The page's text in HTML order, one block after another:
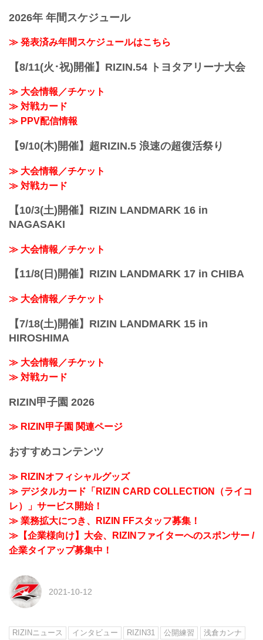
予定時間が前後することがありますので
会場
≫ Googleマップで見る
MMにて開催されるYogibo presents
17LIVEで生配信することが決定したぞ！
公開練習の様子はRIZIN FF 公式アカウン
トから生配信され、選手への質疑応答も
行われる予定だ！選手へ質疑の際に、ラ
スケジュール更新情報
10/9更新
2026年 年間スケジュール
≫ 発表済み年間スケジュールはこちら
【8/11(火･祝)開催】RIZIN.54 トヨタアリーナ大会
≫ 大会情報／チケット
≫ 対戦カード
≫ PPV配信情報
【9/10(木)開催】超RIZIN.5 浪速の超復活祭り
≫ 大会情報／チケット
≫ 対戦カード
【10/3(土)開催】RIZIN LANDMARK 16 in
NAGASAKI
≫ 大会情報／チケット
【11/8(日)開催】RIZIN LANDMARK 17 in CHIBA
≫ 大会情報／チケット
【7/18(土)開催】RIZIN LANDMARK 15 in
HIROSHIMA
≫ 大会情報／チケット
≫ 対戦カード
RIZIN甲子園 2026
≫ RIZIN甲子園 関連ページ
おすすめコンテンツ
≫ RIZINオフィシャルグッズ
≫ デジタルカード「RIZIN CARD COLLECTION（ライコ
レ）」サービス開始！
≫ 業務拡大につき、RIZIN FFスタッフ募集！
≫【企業様向け】大会、RIZINファイターへのスポンサー /
企業タイアップ募集中！
2021-10-12
RIZINニュース インタビュー RIZIN31 公開練習 浅倉カンナ